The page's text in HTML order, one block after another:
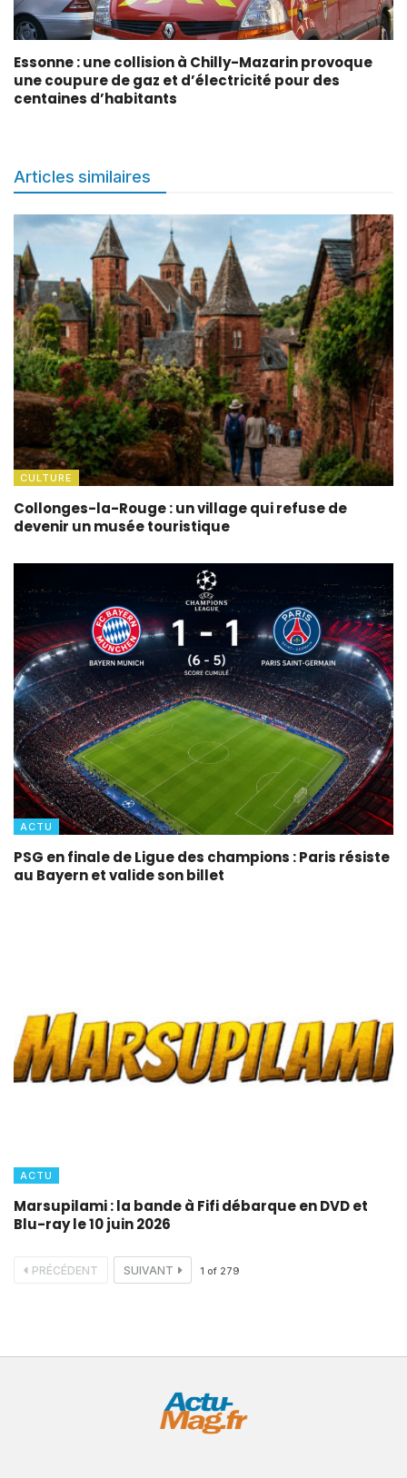
Essonne : une collision à Chilly-Mazarin provoque
une coupure de gaz et d’électricité pour des
centaines d’habitants
Articles similaires
CULTURE
Collonges-la-Rouge : un village qui refuse de
devenir un musée touristique
ACTU
PSG en finale de Ligue des champions : Paris résiste
au Bayern et valide son billet
ACTU
Marsupilami : la bande à Fifi débarque en DVD et
Blu-ray le 10 juin 2026
PRÉCÉDENT SUIVANT 1 of 279